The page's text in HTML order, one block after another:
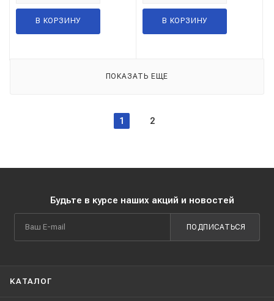
В КОРЗИНУ В КОРЗИНУ
ПОКАЗАТЬ ЕЩЕ
1 2
Будьте в курсе наших акций и новостей
ПОДПИСАТЬСЯ
КАТАЛОГ